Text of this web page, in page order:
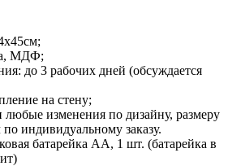
МДФ;
до 3 рабочих дней (обсуждается
на стену;
изменения по дизайну, размеру
по индивидуальному заказу.
батарейка АА, 1 шт. (батарейка в